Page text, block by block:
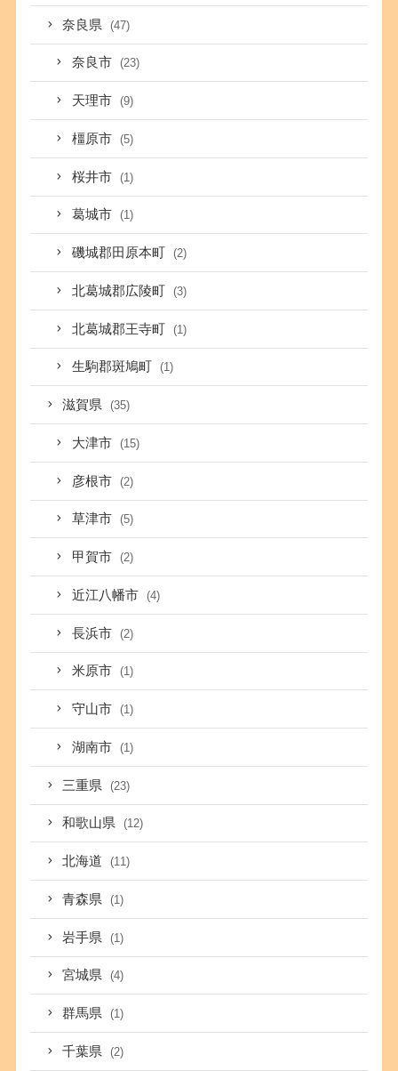
奈良県 (47)
奈良市 (23)
天理市 (9)
橿原市 (5)
桜井市 (1)
葛城市 (1)
磯城郡田原本町 (2)
北葛城郡広陵町 (3)
北葛城郡王寺町 (1)
生駒郡斑鳩町 (1)
滋賀県 (35)
大津市 (15)
彦根市 (2)
草津市 (5)
甲賀市 (2)
近江八幡市 (4)
長浜市 (2)
米原市 (1)
守山市 (1)
湖南市 (1)
三重県 (23)
和歌山県 (12)
北海道 (11)
青森県 (1)
岩手県 (1)
宮城県 (4)
群馬県 (1)
千葉県 (2)